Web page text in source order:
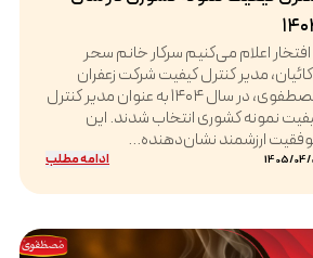
افتخار اعلام می‌کنیم سرکار خانم سحر
مدیر کنترل کیفیت شرکت زعفران
مصطفوی، در سال ۱۴۰۴ به عنوان مدیر کنترل
نمونه کشوری انتخاب شدند. این
ارزشمند نشان‌دهنده...
1405/04/ ادامه مطلب